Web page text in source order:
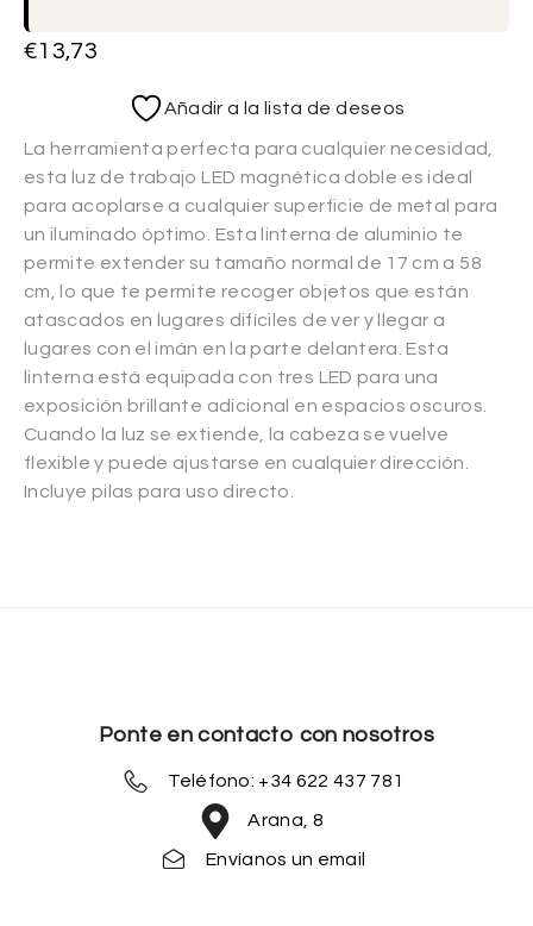
€13,73
Añadir a la lista de deseos
La herramienta perfecta para cualquier necesidad,
esta luz de trabajo LED magnética doble es ideal
para acoplarse a cualquier superficie de metal para
un iluminado óptimo. Esta linterna de aluminio te
permite extender su tamaño normal de 17 cm a 58
cm, lo que te permite recoger objetos que están
atascados en lugares difíciles de ver y llegar a
lugares con el imán en la parte delantera. Esta
linterna está equipada con tres LED para una
exposición brillante adicional en espacios oscuros.
Cuando la luz se extiende, la cabeza se vuelve
flexible y puede ajustarse en cualquier dirección.
Incluye pilas para uso directo.
Ponte en contacto con nosotros
Teléfono: +34 622 437 781
Arana, 8
Envíanos un email